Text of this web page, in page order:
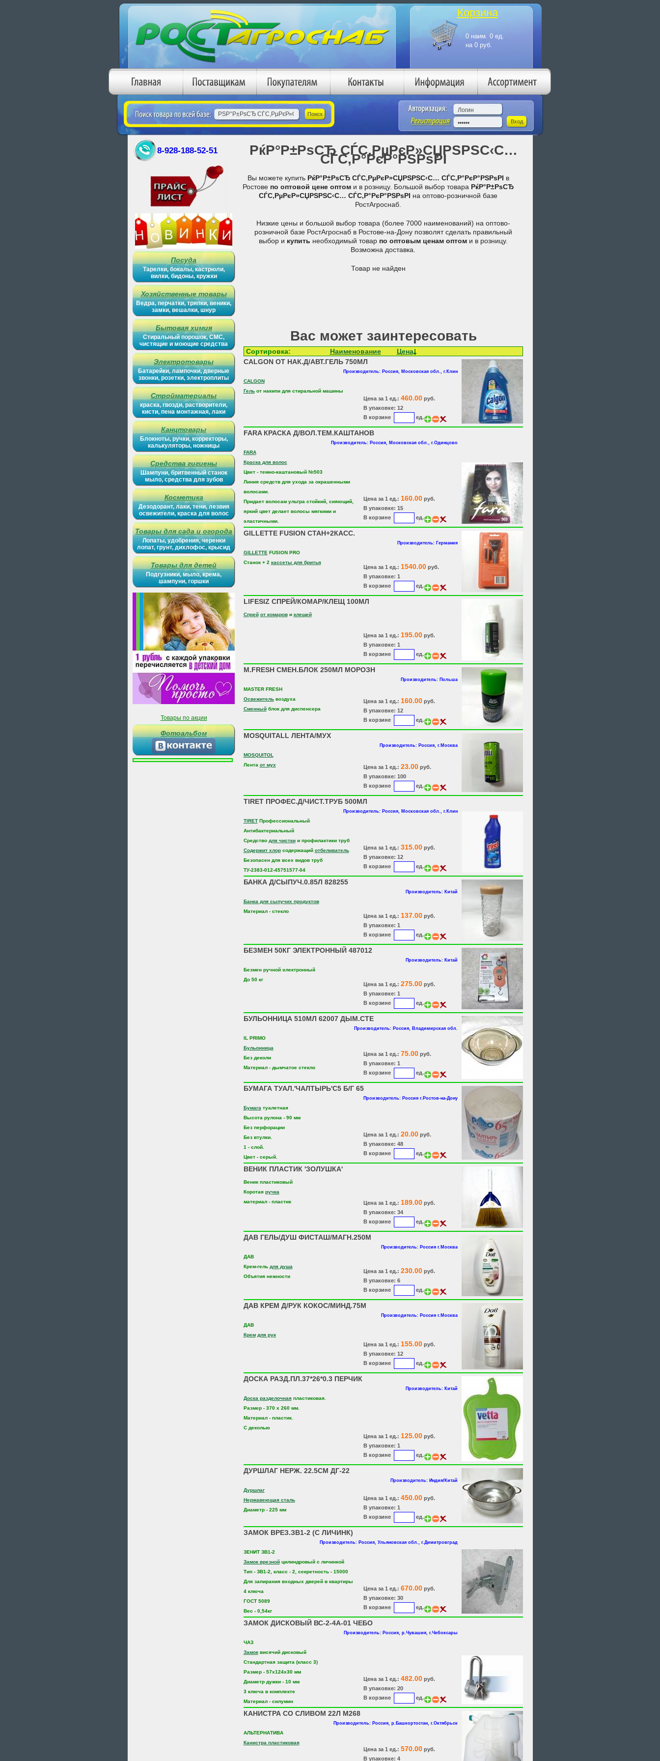
Корзина
8-928-188-52-51
Посуда
Тарелки, бокалы, кастрюли,
вилки, бидоны, кружки
Хозяйственные товары
Ведра, перчатки, тряпки, веники,
замки, вешалки, шнур
Бытовая химия
Стиральный порошок, СМС,
чистящие и моющие средства
Электротовары
Батарейки, лампочки, дверные
звонки, розетки, электроплиты
Стройматериалы
краска, гвозди, растворители,
кисти, пена монтажная, лаки
Канцтовары
Блокноты, ручки, корректоры,
калькуляторы, ножницы
Средства гигиены
Шампуни, бритвенный станок
мыло, средства для зубов
Косметика
Дезодорант, лаки, тени, лезвия
освежители, краска для волос
Товары для сада и огорода
Лопаты, удобрения, черенки
лопат, грунт, дихлофос, крысид
Товары для детей
Подгузники, мыло, крема,
шампуни, горшки
Товары по акции
Фотоальбом
РќР°Р±РѕСЂ СЃС‚РµРєР»СЏРЅРЅС‹С…
СЃС‚Р°РєР°РЅРѕРІ
Вы можете купить РќР°Р±РѕСЂ СЃС‚РµРєР»СЏРЅРЅС‹С… СЃС‚Р°РєР°РЅРѕРІ в
Ростове по оптовой цене оптом и в розницу. Большой выбор товара РќР°Р±РѕСЂ
СЃС‚РµРєР»СЏРЅРЅС‹С… СЃС‚Р°РєР°РЅРѕРІ на оптово-розничной базе
РостАгроснаб.
Низкие цены и большой выбор товара (более 7000 наименований) на оптово-
розничной базе РостАгроснаб в Ростове-на-Дону позволят сделать правильный
выбор и купить необходимый товар по оптовым ценам оптоми в розницу.
Возможна доставка.
Товар не найден
Вас может заинтересовать
Сортировка: Наименование
Цена
CALGON ОТ НАК.Д/АВТ.ГЕЛЬ 750МЛ
Производитель: Россия, Московская обл., г.Клин
CALGON
Гельот накипи для стиральной машины
Цена за 1 ед.: 460.00руб.
В упаковке: 12
В корзине
ед.
FARA КРАСКА Д/ВОЛ.ТЕМ.КАШТАНОВ
Производитель: Россия, Московская обл., г.Одинцово
FARA
Краска для волос
Цвет - темно-каштановый №503
Линия средств для ухода за окрашенными
волосами.
Придает волосам ультра стойкий, сияющий,
яркий цвет делает волосы мягкими и
эластичными.
Цена за 1 ед.: 160.00руб.
В упаковке: 15
В корзине
ед.
GILLETTE FUSION СТАН+2КАCC.
Производитель: Германия
GILLETTE FUSION PRO
Станок + 2 кассеты для бритья
Цена за 1 ед.: 1540.00руб.
В упаковке: 1
В корзине
ед.
LIFESIZ СПРЕЙ/КОМАР/КЛЕЩ 100МЛ
Спрей от комарови клещей
Цена за 1 ед.: 195.00руб.
В упаковке: 1
В корзине
ед.
M.FRESH СМЕН.БЛОК 250МЛ МОРОЗН
Производитель: Польша
MASTER FRESH
Освежительвоздуха
Сменныйблок для диспенсера
Цена за 1 ед.: 160.00руб.
В упаковке: 12
В корзине
ед.
MOSQUITALL ЛЕНТА/МУХ
Производитель: Россия, г.Москва
MOSQUITOL
Лента от мух Цена за 1 ед.: 23.00руб.
В упаковке: 100
В корзине
ед.
TIRET ПРОФЕС.Д/ЧИСТ.ТРУБ 500МЛ
Производитель: Россия, Московская обл., г.Клин
TIRETПрофессиональный
Антибактериальный
Средство для чисткии профилактики труб
Содержит хлорсодержащий отбеливатель
Безопасен для всех видов труб
ТУ-2383-012-45751577-04
Цена за 1 ед.: 315.00руб.
В упаковке: 12
В корзине
ед.
БАНКА Д/СЫПУЧ.0.85Л 828255
Производитель: Китай
Банка для сыпучих продуктов
Материал - стекло
Цена за 1 ед.: 137.00руб.
В упаковке: 1
В корзине
ед.
БЕЗМЕН 50КГ ЭЛЕКТРОННЫЙ 487012
Производитель: Китай
Безмен ручной электронный
До 50 кг
Цена за 1 ед.: 275.00руб.
В упаковке: 1
В корзине
ед.
БУЛЬОННИЦА 510МЛ 62007 ДЫМ.СТЕ
Производитель: Россия, Владимирская обл.
IL PRIMO
Бульонница
Без деколи
Материал - дымчатое стекло
Цена за 1 ед.: 75.00руб.
В упаковке: 1
В корзине
ед.
БУМАГА ТУАЛ.'ЧАЛТЫРЬ'С5 Б/Г 65
Производитель: Россия г.Ростов-на-Дону
Бумага туалетная
Высота рулона - 90 мм
Без перфорации
Без втулки.
1 - слой.
Цвет - серый.
Цена за 1 ед.: 20.00руб.
В упаковке: 48
В корзине
ед.
ВЕНИК ПЛАСТИК 'ЗОЛУШКА'
Веник пластиковый
Коротая ручка
материал - пластик
Цена за 1 ед.: 189.00руб.
В упаковке: 34
В корзине
ед.
ДАВ ГЕЛЬ/ДУШ ФИСТАШ/МАГН.250М
Производитель: Россия г.Москва
ДАВ
Крем-гель для душа
Объятия нежности
Цена за 1 ед.: 230.00руб.
В упаковке: 6
В корзине
ед.
ДАВ КРЕМ Д/РУК КОКОС/МИНД.75М
Производитель: Россия г.Москва
ДАВ
Крем для рук
Цена за 1 ед.: 155.00руб.
В упаковке: 12
В корзине
ед.
ДОСКА РАЗД.ПЛ.37*26*0.3 ПЕРЧИК
Производитель: Китай
Доска разделочнаяпластиковая.
Размер - 370 х 260 мм.
Материал - пластик.
С деколью
Цена за 1 ед.: 125.00руб.
В упаковке: 1
В корзине
ед.
ДУРШЛАГ НЕРЖ. 22.5СМ ДГ-22
Производитель: Индия/Китай
Дуршлаг
Нержавеющая сталь
Диаметр - 225 мм
Цена за 1 ед.: 450.00руб.
В упаковке: 1
В корзине
ед.
ЗАМОК ВРЕЗ.ЗВ1-2 (С ЛИЧИНК)
Производитель: Россия, Ульяновская обл., г.Димитровград
ЗЕНИТ ЗВ1-2
Замок врезнойцилиндровый с личинкой
Тип - ЗВ1-2, класс - 2, секретность - 15000
Для запирания входных дверей в квартиры
4 ключа
ГОСТ 5089
Вес - 0,54кг
Цена за 1 ед.: 670.00руб.
В упаковке: 30
В корзине
ед.
ЗАМОК ДИСКОВЫЙ ВС-2-4А-01 ЧЕБО
Производитель: Россия, р.Чувашия, г.Чебоксары
ЧАЗ
Замоквисячий дисковый
Стандартная защита (класс 3)
Размер - 57х124х30 мм
Диаметр дужки - 10 мм
3 ключа в комплекте
Материал - силумин
Цена за 1 ед.: 482.00руб.
В упаковке: 20
В корзине
ед.
КАНИСТРА СО СЛИВОМ 22Л М268
Производитель: Россия, р.Башкортостан, г.Октябрьск
АЛЬТЕРНАТИВА
Канистра пластиковая
Цена за 1 ед.: 570.00руб.
В упаковке: 4